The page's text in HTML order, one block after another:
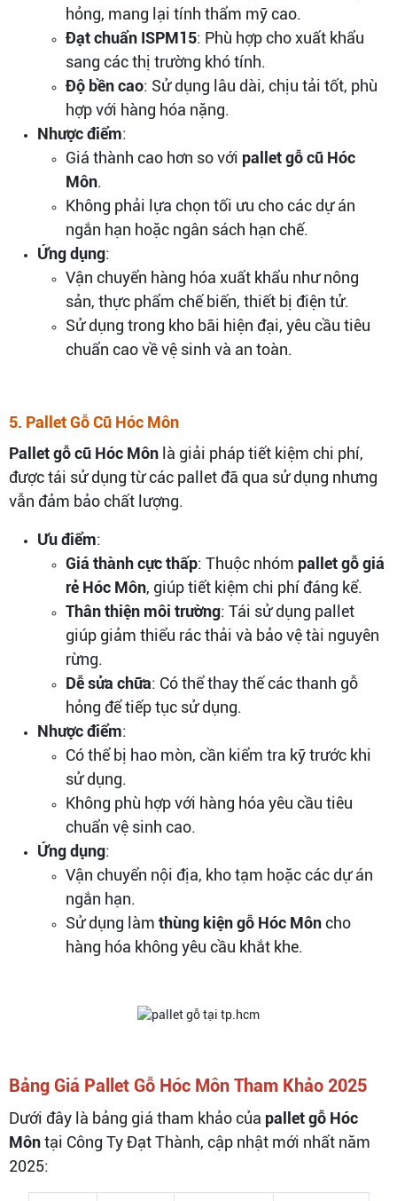
hỏng, mang lại tính thẩm mỹ cao.
Đạt chuẩn ISPM15: Phù hợp cho xuất khẩu
sang các thị trường khó tính.
Độ bền cao: Sử dụng lâu dài, chịu tải tốt, phù
hợp với hàng hóa nặng.
Nhược điểm:
Giá thành cao hơn so với pallet gỗ cũ Hóc
Môn.
Không phải lựa chọn tối ưu cho các dự án
ngắn hạn hoặc ngân sách hạn chế.
Ứng dụng:
Vận chuyển hàng hóa xuất khẩu như nông
sản, thực phẩm chế biến, thiết bị điện tử.
Sử dụng trong kho bãi hiện đại, yêu cầu tiêu
chuẩn cao về vệ sinh và an toàn.
5. Pallet Gỗ Cũ Hóc Môn
Pallet gỗ cũ Hóc Môn là giải pháp tiết kiệm chi phí,
được tái sử dụng từ các pallet đã qua sử dụng nhưng
vẫn đảm bảo chất lượng.
Ưu điểm:
Giá thành cực thấp: Thuộc nhóm pallet gỗ giá
rẻ Hóc Môn, giúp tiết kiệm chi phí đáng kể.
Thân thiện môi trường: Tái sử dụng pallet
giúp giảm thiểu rác thải và bảo vệ tài nguyên
rừng.
Dễ sửa chữa: Có thể thay thế các thanh gỗ
hỏng để tiếp tục sử dụng.
Nhược điểm:
Có thể bị hao mòn, cần kiểm tra kỹ trước khi
sử dụng.
Không phù hợp với hàng hóa yêu cầu tiêu
chuẩn vệ sinh cao.
Ứng dụng:
Vận chuyển nội địa, kho tạm hoặc các dự án
ngắn hạn.
Sử dụng làm thùng kiện gỗ Hóc Môncho
hàng hóa không yêu cầu khắt khe.
Bảng Giá Pallet Gỗ Hóc Môn Tham Khảo 2025
Dưới đây là bảng giá tham khảo của pallet gỗ Hóc
Môntại Công Ty Đạt Thành, cập nhật mới nhất năm
2025: